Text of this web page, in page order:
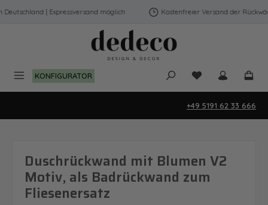
Zum Hauptinhalt springen
| Expressversand möglich Kostenfreier Versand der
KONFIGURATOR Du hast 0
+49 5191 62 33 666
Duschrückwand mit Blumen V2
Motiv, als Badrückwand zum
Fliesenersatz